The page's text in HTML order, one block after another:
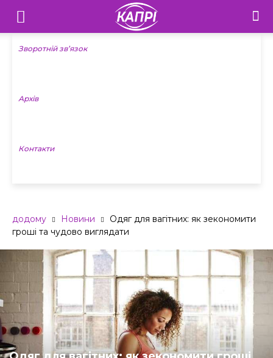
Телебачення
«Капрі»
Новини
Зворотній зв’язок
Архів
Контакти
додому Новини
Одяг для вагітних: як зекономити
гроші та чудово виглядати